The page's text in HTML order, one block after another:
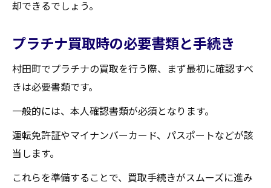
却できるでしょう。
プラチナ買取時の必要書類と手続き
村田町でプラチナの買取を行う際、まず最初に確認すべ
きは必要書類です。
一般的には、本人確認書類が必須となります。
運転免許証やマイナンバーカード、パスポートなどが該
当します。
これらを準備することで、買取手続きがスムーズに進み